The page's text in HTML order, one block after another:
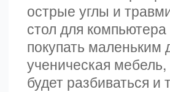
острые углы и
стол для
покупать маленьким
ученическая
будет разбиваться